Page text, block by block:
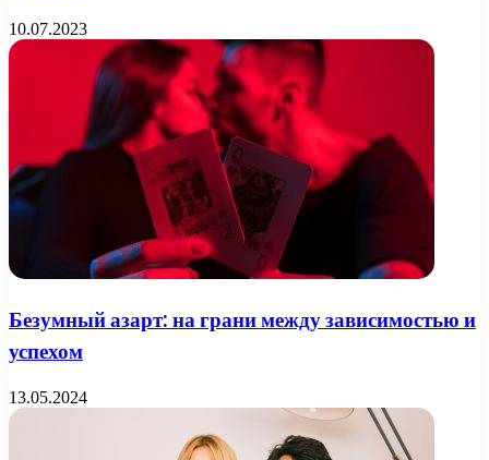
10.07.2023
Безумный азарт: на грани между зависимостью и
успехом
13.05.2024